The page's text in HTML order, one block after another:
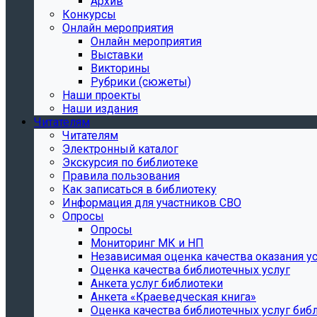
Конкурсы
Онлайн мероприятия
Онлайн мероприятия
Выставки
Викторины
Рубрики (сюжеты)
Наши проекты
Наши издания
Читателям
Читателям
Электронный каталог
Экскурсия по библиотеке
Правила пользования
Как записаться в библиотеку
Информация для участников СВО
Опросы
Опросы
Мониторинг МК и НП
Независимая оценка качества оказания
Оценка качества библиотечных услуг
Анкета услуг библиотеки
Анкета «Краеведческая книга»
Oценка качества библиотечных услуг